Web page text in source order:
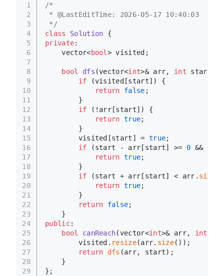
1
2
3
4
5
6
7
8
9
10
11
12
13
14
15
16
17
18
19
20
21
22
23
24
25
26
27
28
29
/*
* @LastEditTime: 2026-05-17 10:40:03
*/
class
Solution {
private:
    vector<
bool > visited;
bool dfs (vector<int>& arr, int start)
if (visited[start]) {
return
false ;
        }
if (!arr[start]) {
return true;
        }
        visited[start] =
true;
if (start - arr[start] >= 0 && dfs
return true;
        }
if (start + arr[start] < arr. size
return true;
        }
return
false;
    }
public:
bool
canReach(vector<int>& arr, int
        visited.
resize(arr. size());
return dfs (arr, start);
    }
};